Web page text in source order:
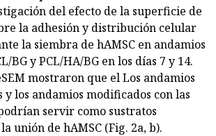
del efecto de la superficie de
la adhesión y distribución celular
la siembra de hAMSC en andamios
BG y PCL/HA/BG en los días 7 y 14.
mostraron que el Los andamios
y los andamios modificados con las
servir como sustratos
unión de hAMSC (Fig. 2a, b).